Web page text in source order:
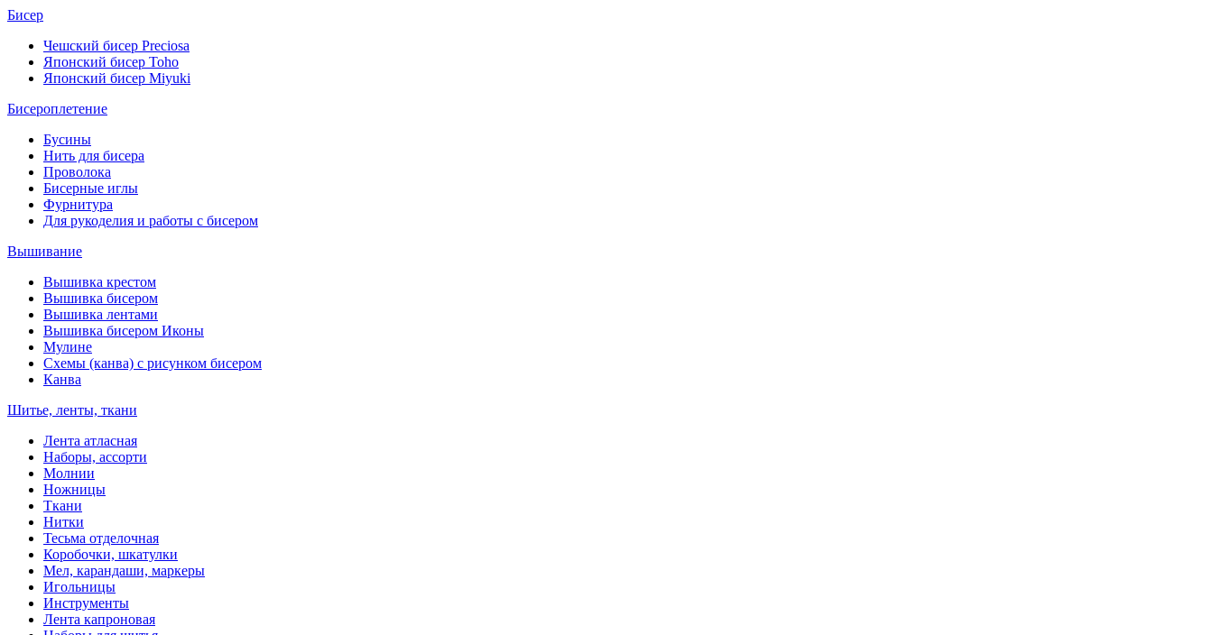
Бисер
Чешский бисер Preciosa
Японский бисер Toho
Японский бисер Miyuki
Бисероплетение
Бусины
Нить для бисера
Проволока
Бисерные иглы
Фурнитура
Для рукоделия и работы с бисером
Вышивание
Вышивка крестом
Вышивка бисером
Вышивка лентами
Вышивка бисером Иконы
Мулине
Схемы (канва) с рисунком бисером
Канва
Шитье, ленты, ткани
Лента атласная
Наборы, ассорти
Молнии
Ножницы
Ткани
Нитки
Тесьма отделочная
Коробочки, шкатулки
Мел, карандаши, маркеры
Игольницы
Инструменты
Лента капроновая